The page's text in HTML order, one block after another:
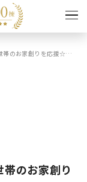
りを応援☆相談会開催！
のお家創り